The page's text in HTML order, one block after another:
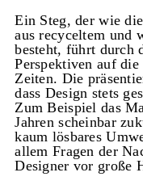
Ein Steg, der wie
aus recyceltem und
besteht, führt durch
Perspektiven auf
Zeiten. Die
dass Design stets
Zum Beispiel das
Jahren scheinbar
kaum lösbares
allem Fragen der
Designer vor große